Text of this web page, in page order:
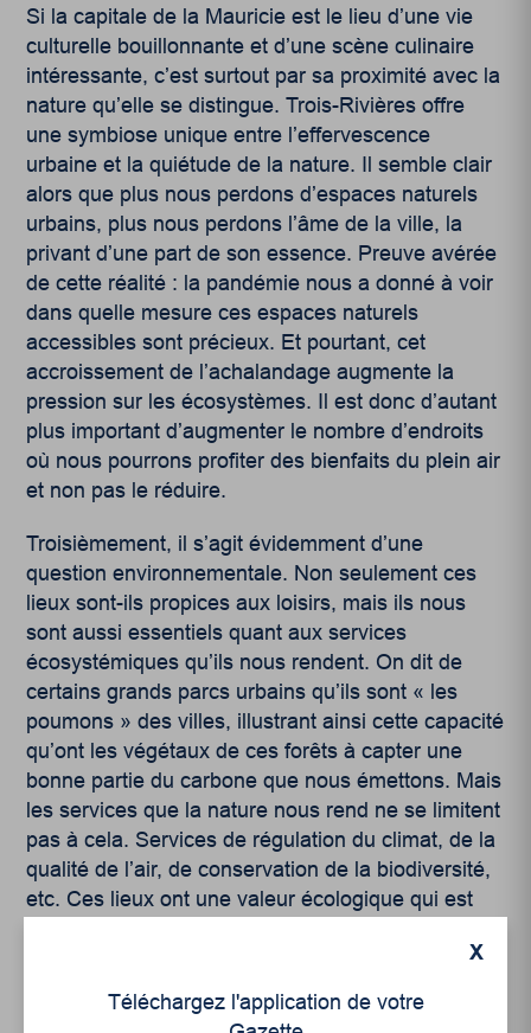
Si la capitale de la Mauricie est le lieu d’une vie
culturelle bouillonnante et d’une scène culinaire
intéressante, c’est surtout par sa proximité avec la
nature qu’elle se distingue. Trois-Rivières offre
une symbiose unique entre l’effervescence
urbaine et la quiétude de la nature. Il semble clair
alors que plus nous perdons d’espaces naturels
urbains, plus nous perdons l’âme de la ville, la
privant d’une part de son essence. Preuve avérée
de cette réalité : la pandémie nous a donné à voir
dans quelle mesure ces espaces naturels
accessibles sont précieux. Et pourtant, cet
accroissement de l’achalandage augmente la
pression sur les écosystèmes. Il est donc d’autant
plus important d’augmenter le nombre d’endroits
où nous pourrons profiter des bienfaits du plein air
et non pas le réduire.
Troisièmement, il s’agit évidemment d’une
question environnementale. Non seulement ces
lieux sont-ils propices aux loisirs, mais ils nous
sont aussi essentiels quant aux services
écosystémiques qu’ils nous rendent. On dit de
certains grands parcs urbains qu’ils sont « les
poumons » des villes, illustrant ainsi cette capacité
qu’ont les végétaux de ces forêts à capter une
bonne partie du carbone que nous émettons. Mais
les services que la nature nous rend ne se limitent
pas à cela. Services de régulation du climat, de la
qualité de l’air, de conservation de la biodiversité,
etc. Ces lieux ont une valeur écologique qui est
question de savoir pourquoi nous devrions
X
Téléchargez l'application de votre